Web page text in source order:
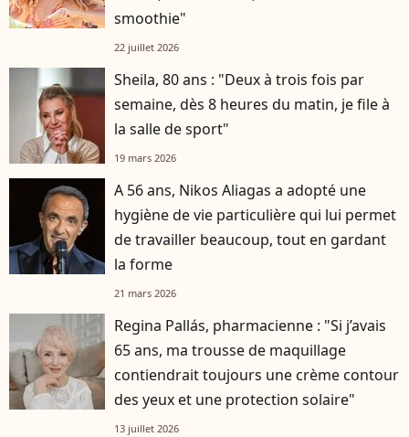
smoothie"
22 juillet 2026
Sheila, 80 ans : "Deux à trois fois par
semaine, dès 8 heures du matin, je file à
la salle de sport"
19 mars 2026
A 56 ans, Nikos Aliagas a adopté une
hygiène de vie particulière qui lui permet
de travailler beaucoup, tout en gardant
la forme
21 mars 2026
Regina Pallás, pharmacienne : "Si j’avais
65 ans, ma trousse de maquillage
contiendrait toujours une crème contour
des yeux et une protection solaire"
13 juillet 2026